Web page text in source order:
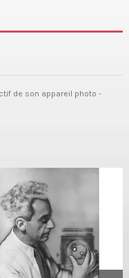
de son appareil photo -